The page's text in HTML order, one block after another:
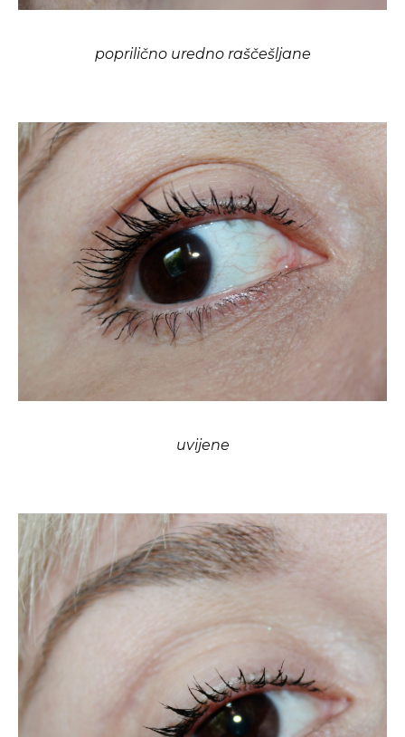
poprilično uredno raščešljane
uvijene